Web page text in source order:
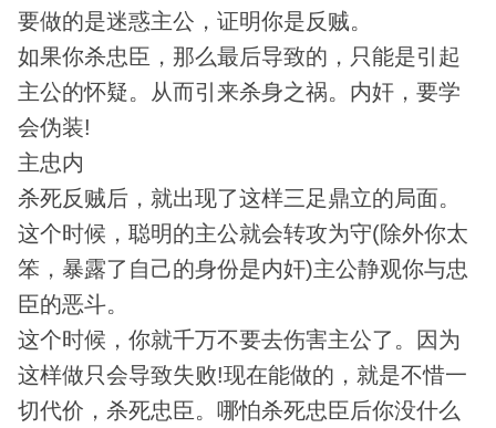
要做的是迷惑主公，证明你是反贼。
如果你杀忠臣，那么最后导致的，只能是引起
主公的怀疑。从而引来杀身之祸。内奸，要学
会伪装!
主忠内
杀死反贼后，就出现了这样三足鼎立的局面。
这个时候，聪明的主公就会转攻为守(除外你太
笨，暴露了自己的身份是内奸)主公静观你与忠
臣的恶斗。
这个时候，你就千万不要去伤害主公了。因为
这样做只会导致失败!现在能做的，就是不惜一
切代价，杀死忠臣。哪怕杀死忠臣后你没什么